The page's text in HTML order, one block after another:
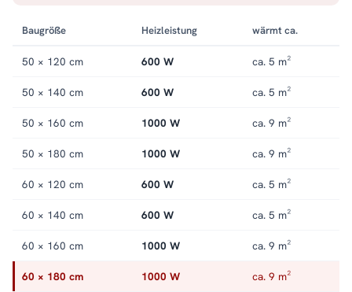
Baugröße Heizleistung wärmt ca.
50 × 120 cm 600 W ca. 5 m²
50 × 140 cm 600 W ca. 5 m²
50 × 160 cm 1000 W ca. 9 m²
50 × 180 cm 1000 W ca. 9 m²
60 × 120 cm 600 W ca. 5 m²
60 × 140 cm 600 W ca. 5 m²
60 × 160 cm 1000 W ca. 9 m²
60 × 180 cm 1000 W ca. 9 m²